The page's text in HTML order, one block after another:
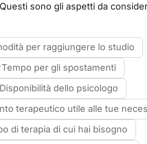
sono gli aspetti da
per raggiungere lo studio
Tempo per gli spostamenti
Disponibilità dello psicologo
terapeutico utile alle tue
di terapia di cui hai bisogno